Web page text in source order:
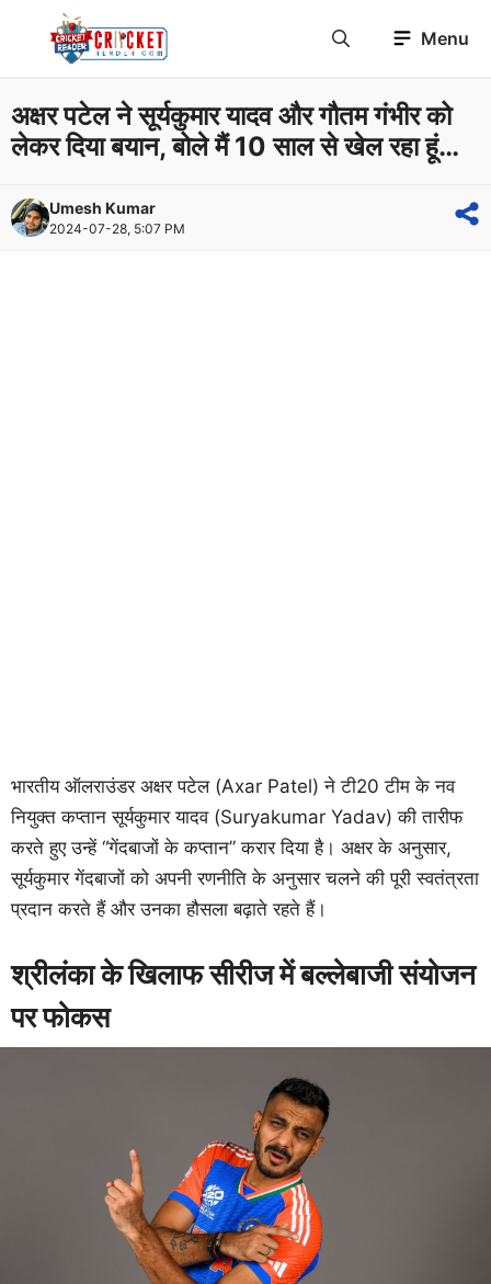
Menu
अक्षर पटेल ने सूर्यकुमार यादव और गौतम गंभीर को
लेकर दिया बयान, बोले मैं 10 साल से खेल रहा हूं…
Umesh Kumar
2024-07-28, 5:07 PM
भारतीय ऑलराउंडर अक्षर पटेल (Axar Patel) ने टी20 टीम के नव
नियुक्त कप्तान सूर्यकुमार यादव (Suryakumar Yadav) की तारीफ
करते हुए उन्हें “गेंदबाजों के कप्तान” करार दिया है। अक्षर के अनुसार,
सूर्यकुमार गेंदबाजों को अपनी रणनीति के अनुसार चलने की पूरी स्वतंत्रता
प्रदान करते हैं और उनका हौसला बढ़ाते रहते हैं।
श्रीलंका के खिलाफ सीरीज में बल्लेबाजी संयोजन
पर फोकस